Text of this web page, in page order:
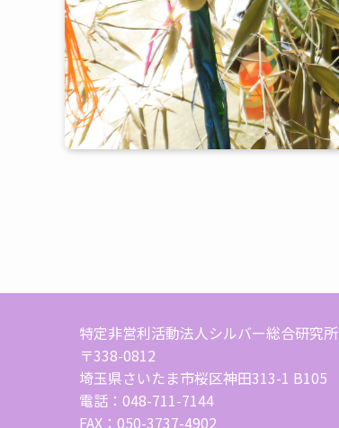
特定非営利活動法人シルバー総合研究所
〒338-0812
埼玉県さいたま市桜区神田313-1 B105
電話：048-711-7144
FAX：050-3737-4902